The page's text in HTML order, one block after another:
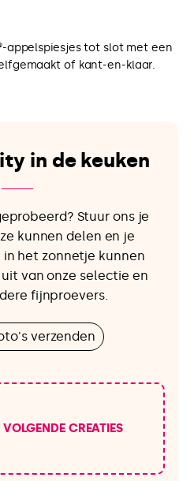
appelspiesjes tot slot met een
of kant-en-klaar.
in de keuken
Stuur ons je
kunnen delen en je
het zonnetje kunnen
van onze selectie en
fijnproevers.
verzenden
CREATIES